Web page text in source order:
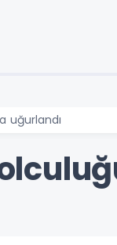
uğurlandı